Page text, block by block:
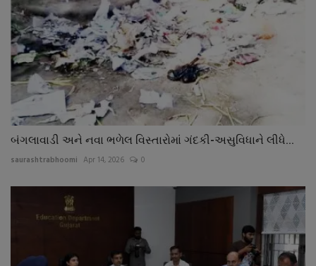
બંગલાવાડી અને નવા ભળેલ વિસ્તારોમાં ગંદકી-અસુવિધાને લીધે...
saurashtrabhoomi Apr 14, 2026 0